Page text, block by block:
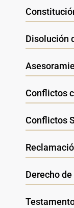
Disolución
Conflictos
Conflictos
Derecho